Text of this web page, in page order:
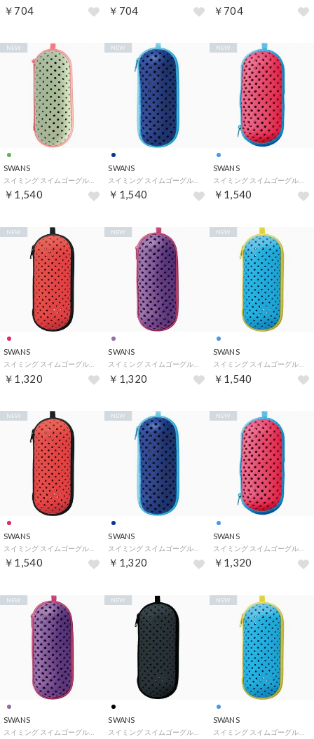
￥704 ￥704 ￥704
SWANS
￥1,540
NEW
SWANS
￥1,540
NEW
SWANS
スイミング スイムゴーグルケース Mサイズ SA-141M くもり止め液ホルダー付き 携帯 保護ケース 保管 水気切り メッ （PISAX ピンクサックス）
￥1,540
NEW
SWANS
￥1,320
NEW
SWANS
￥1,320
NEW
SWANS
スイミング スイムゴーグルケース Mサイズ SA-141M くもり止め液ホルダー付き 携帯 保護ケース 保管 水気切り メッ （SKYL サックスイエロー）
￥1,540
NEW
SWANS
￥1,540
NEW
SWANS
￥1,320
NEW
SWANS
スイミング スイムゴーグルケース Sサイズ SA-141S くもり止め液ホルダー付き 携帯 保護ケース 保管 水気切り メッ （PISAX ピンクサックス）
￥1,320
NEW
SWANS
NEW
SWANS
NEW
SWANS
スイミング スイムゴーグルケース Sサイズ SA-141S くもり止め液ホルダー付き 携帯 保護ケース 保管 水気切り メッ （SKYL サックスイエロー）
NEW